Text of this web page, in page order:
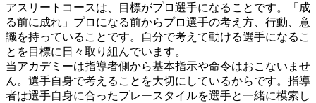
アスリートコースは、目標がプロ選手になることです。「成
る前に成れ」プロになる前からプロ選手の考え方、行動、意
識を持っていることです。自分で考えて動ける選手になるこ
とを目標に日々取り組んでいます。
当アカデミーは指導者側から基本指示や命令はおこないませ
ん。選手自身で考えることを大切にしているからです。指導
者は選手自身に合ったプレースタイルを選手と一緒に模索し